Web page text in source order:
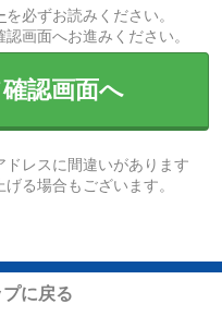
を必ずお読みください。
画面へお進みください。
認画面へ
レスに間違いがあります
る場合もございます。
に戻る